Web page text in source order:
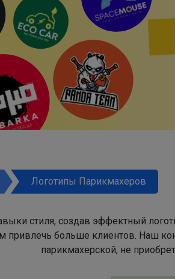
Логотипы Парикмахеров
стиля, создав эффектный
привлечь больше клиентов. Наш
парикмахерской, не